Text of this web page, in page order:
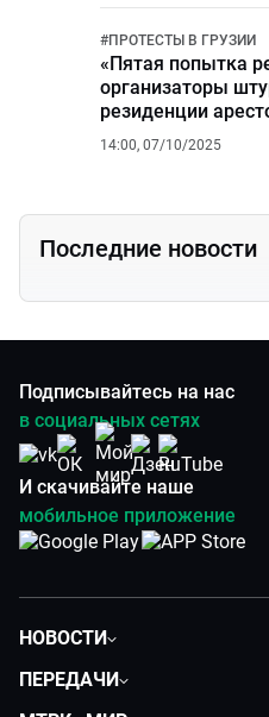
#ПРОТЕСТЫ В ГРУЗИИ
«Пятая попытка
организаторы
резиденции
14:00, 07/10/2025
Последние новости
Подписывайтесь на нас
в социальных сетях
И скачивайте наше
мобильное приложение
НОВОСТИ
ПЕРЕДАЧИ